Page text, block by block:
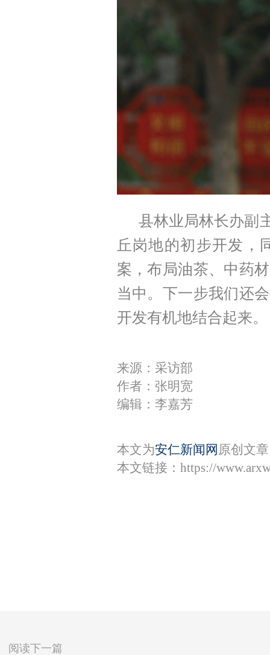
县林业局林长办副
丘岗地的初步开发，
案，布局油茶、中药
当中。下一步我们还
开发有机地结合起来。
来源：采访部
作者：张明宽
编辑：李嘉芳
本文为安仁新闻网 原创文
本文链接： https://
阅读下一篇